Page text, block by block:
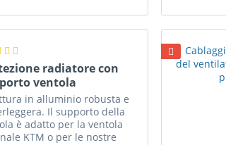
radiatore con
ventola
Husqvarna/GasGas
2026)
in alluminio robusta e
Il supporto della
è adatto per la ventola
KTM o per le nostre